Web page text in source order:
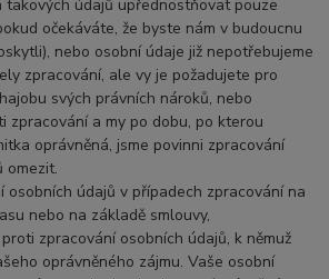
takových údajů upřednostňovat pouze
očekáváte, že byste nám v budoucnu
nebo osobní údaje již nepotřebujeme
zpracování, ale vy je požadujete pro
svých právních nároků, nebo
zpracování a my po dobu, po kterou
oprávněná, jsme povinni zpracování
omezit.
osobních údajů v případech zpracování na
nebo na základě smlouvy,
zpracování osobních údajů, k němuž
oprávněného zájmu. Vaše osobní